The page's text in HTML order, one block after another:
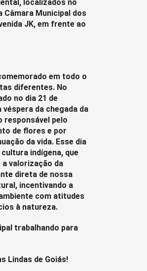
localizados no
Câmara Municipal dos
JK, em frente ao
em todo o
diferentes. No
no dia 21 de
da chegada da
responsável pelo
de flores e por
da vida. Esse dia
indígena, que
valorização da
direta de nossa
incentivando a
com atitudes
à natureza.
trabalhando para
Lindas de Goiás!